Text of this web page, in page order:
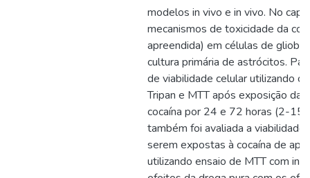
modelos in vivo e in vivo. No
mecanismos de toxicidade da
apreendida) em células de
cultura primária de astrócitos.
de viabilidade celular utilizando
Tripan e MTT após exposição
cocaína por 24 e 72 horas (2-
também foi avaliada a viabilidade
serem expostas à cocaína de
utilizando ensaio de MTT com